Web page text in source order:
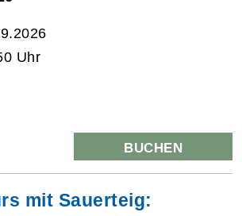
Uhr
BUCHEN
mit Sauerteig: